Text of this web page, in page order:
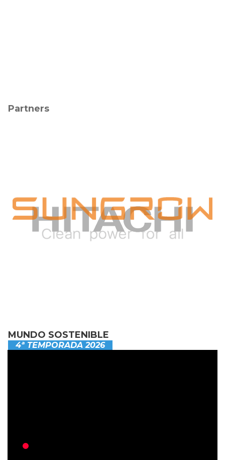
Partners
MUNDO SOSTENIBLE
4ª TEMPORADA 2026